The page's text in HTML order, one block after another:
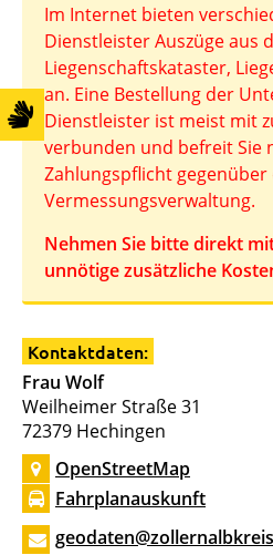
Im Internet bieten
Dienstleister Auszüge aus
Liegenschaftskataster,
an. Eine Bestellung der
Dienstleister ist meist mit
verbunden und befreit Sie
Zahlungspflicht gegenüber
Vermessungsverwaltung.
Nehmen Sie bitte direkt
unnötige zusätzliche
Kontaktdaten:
Frau Wolf
Weilheimer Straße 31
72379 Hechingen
OpenStreetMap
Fahrplanauskunft